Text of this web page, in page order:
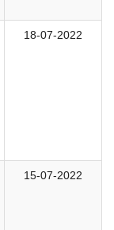
18-07-2022
15-07-2022